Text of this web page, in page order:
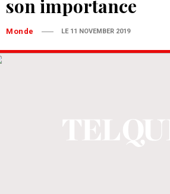
son importance
Monde LE 11 NOVEMBER 2019